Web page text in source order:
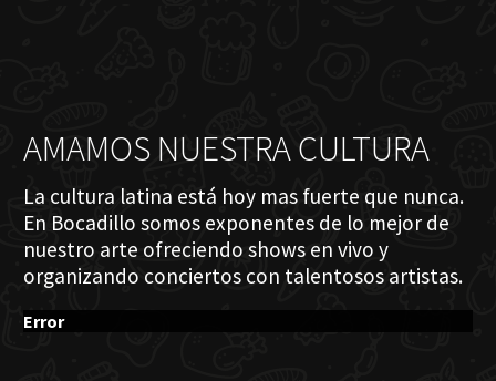
AMAMOS NUESTRA CULTURA
La cultura latina está hoy mas fuerte que nunca.
En Bocadillo somos exponentes de lo mejor de
nuestro arte ofreciendo shows en vivo y
organizando conciertos con talentosos artistas.
Error